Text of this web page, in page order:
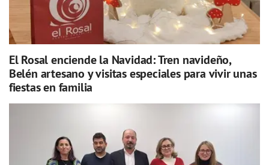
El Rosal enciende la Navidad: Tren navideño,
Belén artesano y visitas especiales para vivir unas
fiestas en familia